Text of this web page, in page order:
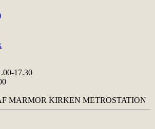
17.30
MARMOR KIRKEN METROSTATION